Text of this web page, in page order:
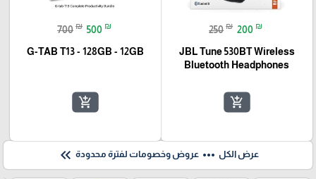
250 ₪ 200 ₪
JBL Tune 530BT Wireless
Bluetooth Headphones
add_shopping_cart
700 ₪ 500 ₪
G-TAB T13 - 128GB - 12GB
add_shopping_cart
عرض الكل more_horiz عروض وخصومات لفترة محدودة keyboard_double_arrow_left